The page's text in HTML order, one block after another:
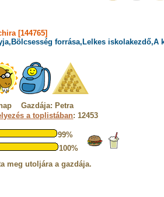
[144765]
forrása,Lelkes iskolakezdő,A
Gazdája: Petra
a toplistában: 12453
99%
100%
meg utoljára a gazdája.